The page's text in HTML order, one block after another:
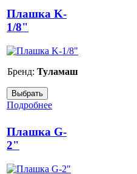
Плашка K-
1/8"
Бренд: Туламаш
Подробнее
Плашка G-
2"